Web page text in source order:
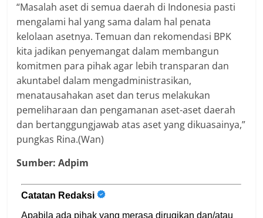
“Masalah aset di semua daerah di Indonesia pasti
mengalami hal yang sama dalam hal penata
kelolaan asetnya. Temuan dan rekomendasi BPK
kita jadikan penyemangat dalam membangun
komitmen para pihak agar lebih transparan dan
akuntabel dalam mengadministrasikan,
menatausahakan aset dan terus melakukan
pemeliharaan dan pengamanan aset-aset daerah
dan bertanggungjawab atas aset yang dikuasainya,”
pungkas Rina.(Wan)
Sumber: Adpim